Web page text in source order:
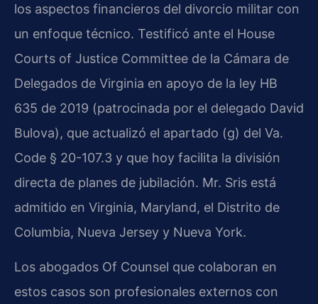
los aspectos financieros del divorcio militar con
un enfoque técnico. Testificó ante el House
Courts of Justice Committee de la Cámara de
Delegados de Virginia en apoyo de la ley HB
635 de 2019 (patrocinada por el delegado David
Bulova), que actualizó el apartado (g) del Va.
Code § 20-107.3 y que hoy facilita la división
directa de planes de jubilación. Mr. Sris está
admitido en Virginia, Maryland, el Distrito de
Columbia, Nueva Jersey y Nueva York.
Los abogados Of Counsel que colaboran en
estos casos son profesionales externos con